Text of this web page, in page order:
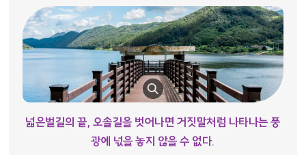
넓은벌길의 끝, 오솔길을 벗어나면 거짓말처럼 나타나는 풍
광에 넋을 놓지 않을 수 없다.